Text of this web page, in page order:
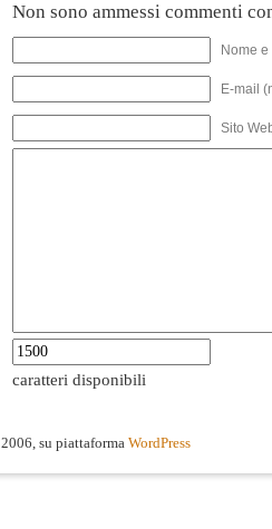
Non sono ammessi commenti
Nome
E-mail
Sito
caratteri disponibili
2006, su piattaforma WordPress